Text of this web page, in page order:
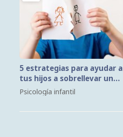
5 estrategias para ayudar a
tus hijos a sobrellevar un
divorcio de la mejor manera
Psicología infantil